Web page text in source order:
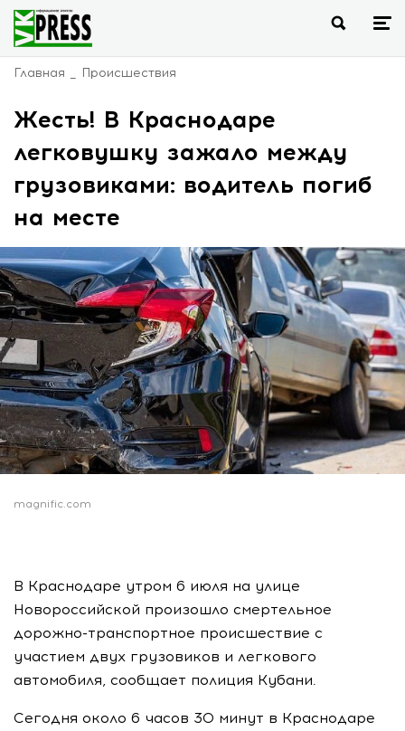
Главная Происшествия
Жесть! В Краснодаре
легковушку зажало между
грузовиками: водитель погиб
на месте
magnific.com
В Краснодаре утром 6 июля на улице
Новороссийской произошло смертельное
дорожно-транспортное происшествие с
участием двух грузовиков и легкового
автомобиля, сообщает полиция Кубани.
Сегодня около 6 часов 30 минут в Краснодаре